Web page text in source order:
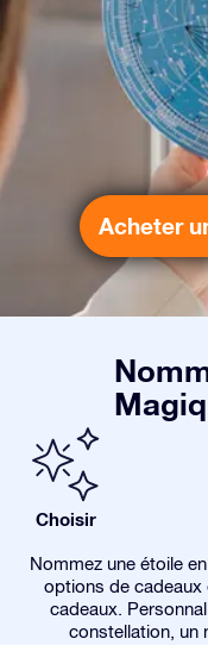
Acheter
Choisir
Nommez une étoile
options de cadeaux
cadeaux.
constellation, un